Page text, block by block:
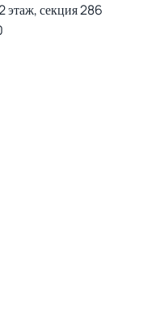
этаж, секция 286